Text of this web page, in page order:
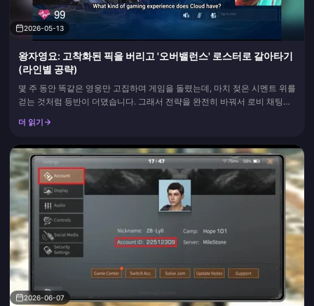
2026-05-13
왕자영요: 고착화된 픽을 버리고 '오버밸런스' 로스터로 갈아타기
(라인별 공략)
몇 주 동안 똑같은 영웅만 고집하며 게임을 돌렸는데, 마치 젖은 시멘트 위를
걷는 것처럼 등반이 더뎠습니다. 그래서 전략을 완전히 바꿔서 로비 채팅에
은 영웅들을 골라잡았습니다. 각 역할군마다 한 판씩, 총 네 판을 플레이했는
더 읽기
2026-06-07